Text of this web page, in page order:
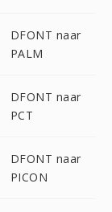
DFONT naar
PALM
DFONT naar
PCT
DFONT naar
PICON